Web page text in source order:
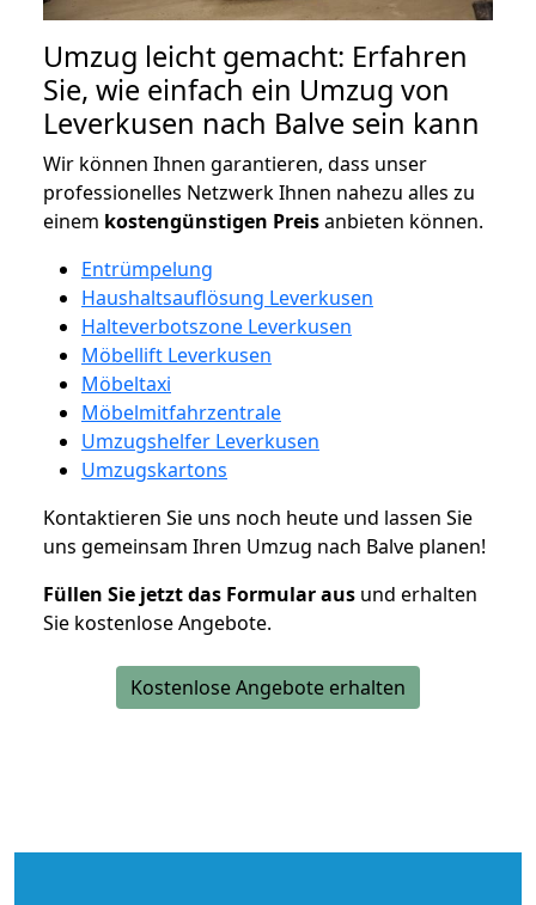
Umzug leicht gemacht: Erfahren
Sie, wie einfach ein Umzug von
Leverkusen nach Balve sein kann
Wir können Ihnen garantieren, dass unser
professionelles Netzwerk Ihnen nahezu alles zu
einem kostengünstigen Preisanbieten können.
Entrümpelung
Haushaltsauflösung Leverkusen
Halteverbotszone Leverkusen
Möbellift Leverkusen
Möbeltaxi
Möbelmitfahrzentrale
Umzugshelfer Leverkusen
Umzugskartons
Kontaktieren Sie uns noch heute und lassen Sie
uns gemeinsam Ihren Umzug nach Balve planen!
Füllen Sie jetzt das Formular aus und erhalten
Sie kostenlose Angebote.
Kostenlose Angebote erhalten